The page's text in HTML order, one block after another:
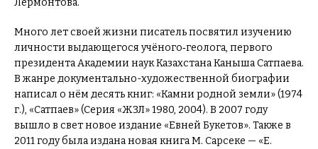
Лермонтова.
Много лет своей жизни писатель посвятил изучению
личности выдающегося учёного‑геолога, первого
президента Академии наук Казахстана Каныша Сатпаева.
В жанре документально-художественной биографии
написал о нём десять книг: «Камни родной земли» (1974
г.), «Сатпаев» (Серия «ЖЗЛ» 1980, 2004). В 2007 году
вышло в свет новое издание «Евней Букетов». Также в
2011 году была издана новая книга М. Сарсеке — «Е.